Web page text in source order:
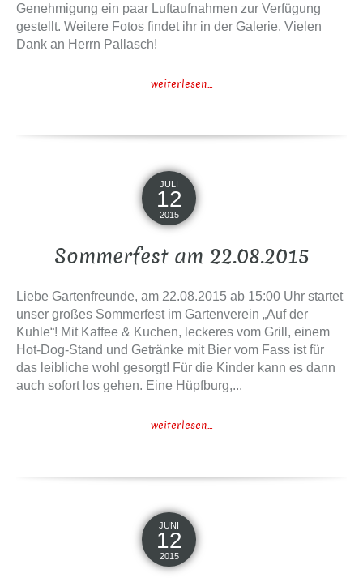
Genehmigung ein paar Luftaufnahmen zur Verfügung
gestellt. Weitere Fotos findet ihr in der Galerie. Vielen
Dank an Herrn Pallasch!
weiterlesen...
JULI
12
2015
Sommerfest am 22.08.2015
Liebe Gartenfreunde, am 22.08.2015 ab 15:00 Uhr startet
unser großes Sommerfest im Gartenverein „Auf der
Kuhle“! Mit Kaffee & Kuchen, leckeres vom Grill, einem
Hot-Dog-Stand und Getränke mit Bier vom Fass ist für
das leibliche wohl gesorgt! Für die Kinder kann es dann
auch sofort los gehen. Eine Hüpfburg,...
weiterlesen...
JUNI
12
2015